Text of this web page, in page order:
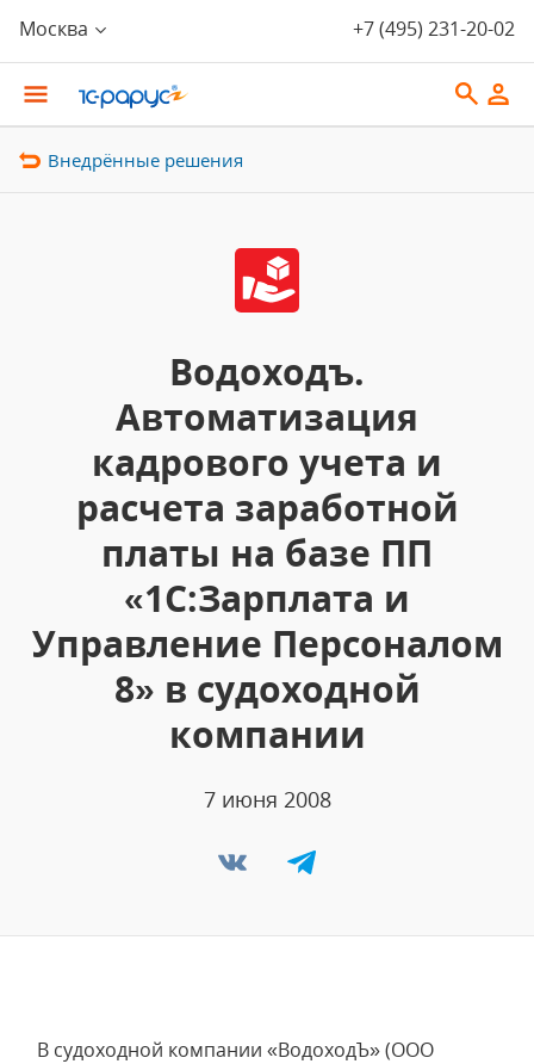
Москва +7 (495) 231-20-02
Внедрённые решения
Водоходъ.
Автоматизация
кадрового учета и
расчета заработной
платы на базе ПП
«1С:Зарплата и
Управление Персоналом
8» в судоходной
компании
7 июня 2008
В судоходной компании «ВодоходЪ» (ООО